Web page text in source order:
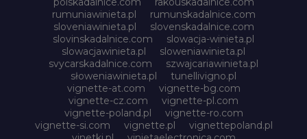
rumuniawinieta.pl
rumunskadalnice.com
sloveniawinieta.pl
slovenskadalnice.com
slovinskadalnice.com
slowacja-winieta.pl
slowacjawinieta.pl
sloweniawinieta.pl
svycarskadalnice.com
szwajcariawinieta.pl
słoweniawinieta.pl
tunellivigno.pl
vignette-at.com
vignette-bg.com
vignette-cz.com
vignette-pl.com
vignette-poland.pl
vignette-ro.com
vignette-si.com
vignette.pl
vignettepoland.pl